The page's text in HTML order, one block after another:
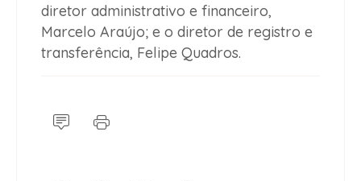
diretor administrativo e financeiro,
Marcelo Araújo; e o diretor de registro e
transferência, Felipe Quadros.